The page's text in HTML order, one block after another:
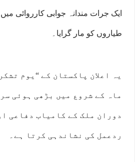
ایک جرات مندانہ جوابی کارروائی میں
طیاروں کو مار گرایا۔
یہ اعلان پاکستان کے “یوم
ماہ کے شروع میں بڑھی ہوئی
دوران ملک کے کامیاب دفاعی
ردعمل کی نشاندہی کرتا ہے۔